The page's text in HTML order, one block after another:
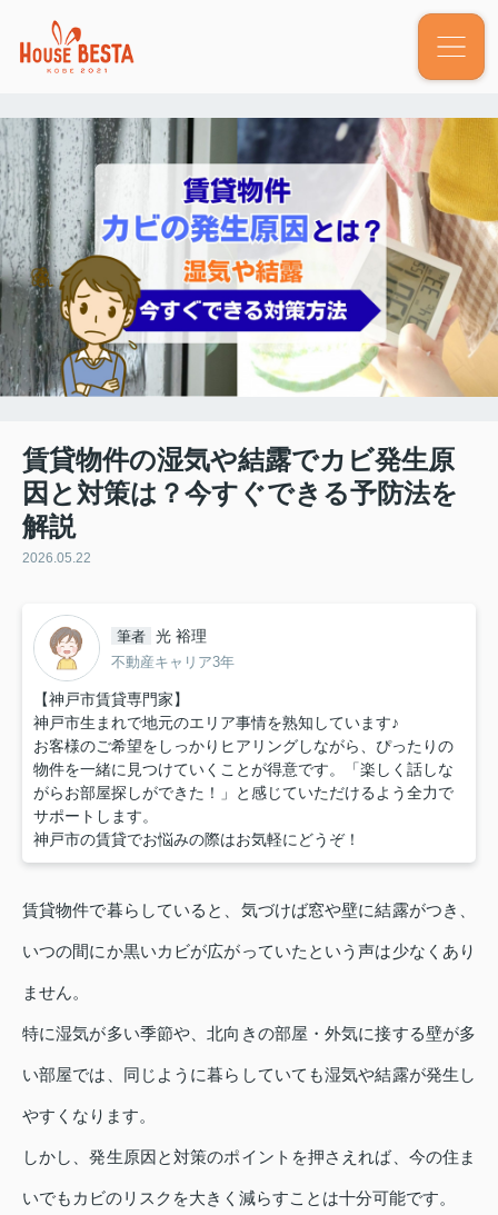
賃貸物件の湿気や結露でカビ発生原
因と対策は？今すぐできる予防法を
解説
2026.05.22
筆者 光 裕理
不動産キャリア3年
【神戸市賃貸専門家】
神戸市生まれで地元のエリア事情を熟知しています♪
お客様のご希望をしっかりヒアリングしながら、ぴったりの
物件を一緒に見つけていくことが得意です。「楽しく話しな
がらお部屋探しができた！」と感じていただけるよう全力で
サポートします。
神戸市の賃貸でお悩みの際はお気軽にどうぞ！
賃貸物件で暮らしていると、気づけば窓や壁に結露がつき、
いつの間にか黒いカビが広がっていたという声は少なくあり
ません。
特に湿気が多い季節や、北向きの部屋・外気に接する壁が多
い部屋では、同じように暮らしていても湿気や結露が発生し
やすくなります。
しかし、発生原因と対策のポイントを押さえれば、今の住ま
いでもカビのリスクを大きく減らすことは十分可能です。